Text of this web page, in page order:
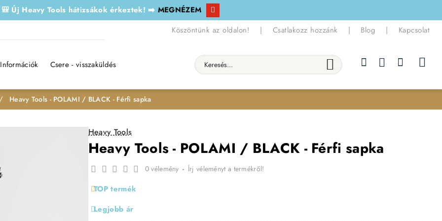
🎒 Új Heavy Tools hátizsákok érkeztek! ➡️ MEGNÉZEM
Köszöntünk az oldalon! | Csatlakozz hozzánk | Blog | Kapcsolat
Információk Csere - visszaküldés Keresés...
Heavy Tools - POLAMI / BLACK - Férfi sapka
Heavy Tools
Heavy Tools - POLAMI / BLACK - Férfi sapka
TOP termék
Legjobb ár
0 vélemény - Írj véleményt a termékről!